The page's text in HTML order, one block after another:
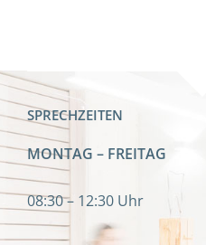
SPRECHZEITEN
MONTAG – FREITAG
08:30 – 12:30 Uhr